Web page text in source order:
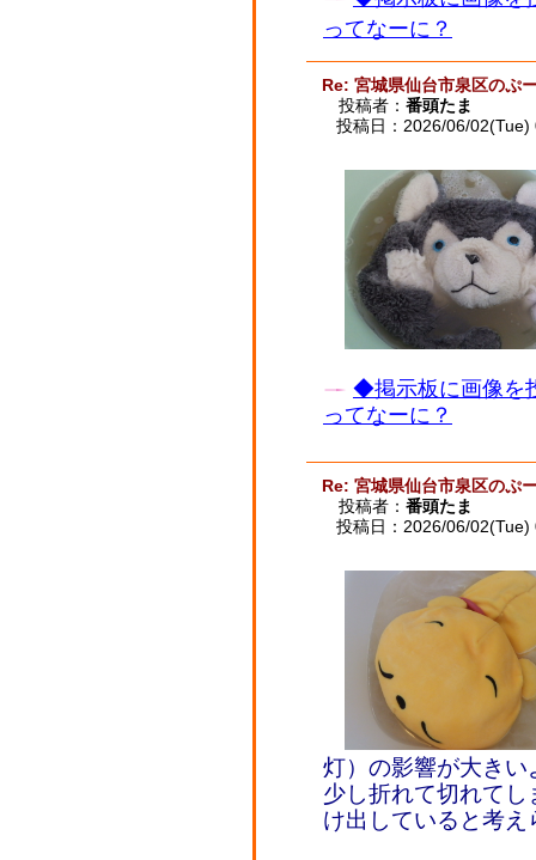
ってなーに？
Re: 宮城県仙台市泉区のぷ
投稿者： 番頭たま
投稿日：2026/06/
◆掲示板に画像を
ってなーに？
Re: 宮城県仙台市泉区のぷ
投稿者： 番頭たま
投稿日：2026/06/
灯）の影響が大き
少し折れて切れて
け出していると考え